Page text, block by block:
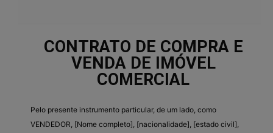
CONTRATO DE COMPRA E
VENDA DE IMÓVEL
COMERCIAL
Pelo presente instrumento particular, de um lado, como
VENDEDOR, [Nome completo], [nacionalidade], [estado civil],